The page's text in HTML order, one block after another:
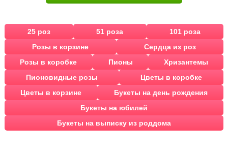
25 роз 51 роза
101 роза
Розы в корзине
Сердца из роз
Розы в коробке
Пионы
Хризантемы
Пионовидные розы
Цветы в коробке
Цветы в корзине
Букеты на день рождения
Букеты на юбилей
Букеты на выписку из роддома